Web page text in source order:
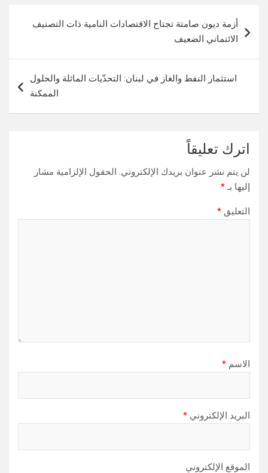
تصفّح
المقالات
أزمة ديون صامتة تجتاح الاقتصادات النامية ذات التصنيف
الائتماني الضعيف
استثمار النفط والغاز في لبنان: التحدّيات الماثلة والحلول
الممكنة
اترك تعليقاً
لن يتم نشر عنوان بريدك الإلكتروني. الحقول الإلزامية مشار
إليها بـ*
التعليق *
الاسم *
البريد الإلكتروني *
الموقع الإلكتروني